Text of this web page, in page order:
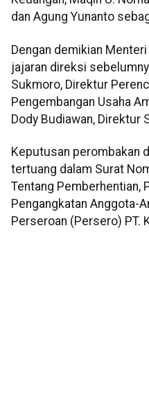
dan Agung Yunanto
Dengan demikian
jajaran direksi
Sukmoro, Direktur
Pengembangan Usaha
Dody Budiawan, Direktur
Keputusan perombakan
tertuang dalam Surat
Tentang Pemberhentian,
Pengangkatan Anggota-
Perseroan (Persero) PT.